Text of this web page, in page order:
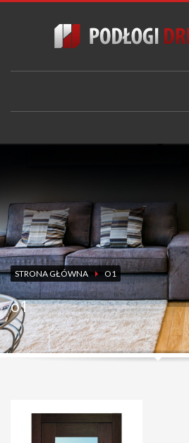
STRONA GŁÓWNA O1
o1